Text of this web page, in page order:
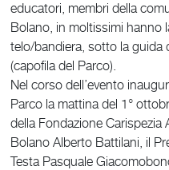
educatori, membri della
Bolano, in moltissimi hanno
telo/bandiera, sotto la guida
(capofila del Parco).
Nel corso dell’evento
Parco la mattina del 1°
della Fondazione Carispezia
Bolano Alberto Battilani, il
Testa Pasquale